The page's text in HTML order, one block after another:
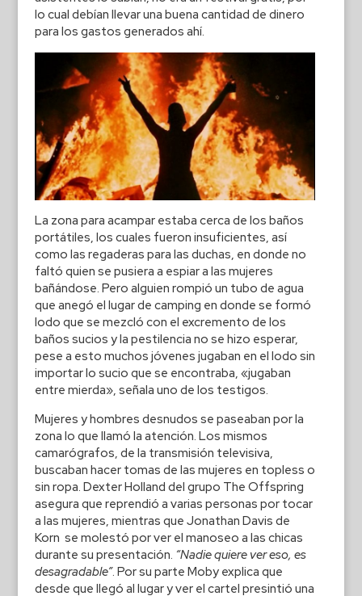
lo cual debían llevar una buena cantidad de dinero
para los gastos generados ahí.
La zona para acampar estaba cerca de los baños
portátiles, los cuales fueron insuficientes, así
como las regaderas para las duchas, en donde no
faltó quien se pusiera a espiar a las mujeres
bañándose. Pero alguien rompió un tubo de agua
que anegó el lugar de camping en donde se formó
lodo que se mezcló con el excremento de los
baños sucios y la pestilencia no se hizo esperar,
pese a esto muchos jóvenes jugaban en el lodo sin
importar lo sucio que se encontraba, «jugaban
entre mierda», señala uno de los testigos.
Mujeres y hombres desnudos se paseaban por la
zona lo que llamó la atención. Los mismos
camarógrafos, de la transmisión televisiva,
buscaban hacer tomas de las mujeres en topless o
sin ropa. Dexter Holland del grupo The Offspring
asegura que reprendió a varias personas por tocar
a las mujeres, mientras que Jonathan Davis de
Korn se molestó por ver el manoseo a las chicas
durante su presentación. “Nadie quiere ver eso, es
desagradable”. Por su parte Moby explica que
desde que llegó al lugar y ver el cartel presintió una